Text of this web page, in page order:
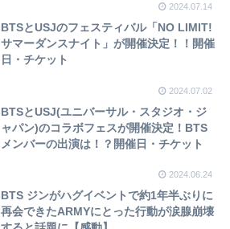
2024.07.14
BTSとUSJのフェスティバル「NO LIMIT!
サマーダンスナイト」が開催決定！！開催
日・チケット
2024.07.02
BTSとUSJ(ユニバーサル・スタジオ・ジ
ャパン)のコラボフェスが開催決定！BTS
メンバーの出演は！？開催日・チケット
2024.06.24
BTS ジンがハグイベントで約1年半ぶりに
再会できたARMYにとった行動が涙腺崩壊